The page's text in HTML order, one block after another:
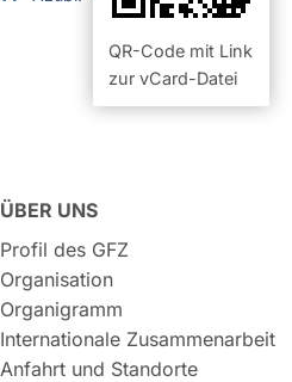
QR-Code mit Link
zur vCard-Datei
ÜBER UNS
Profil des GFZ
Organisation
Organigramm
Internationale Zusammenarbeit
Anfahrt und Standorte